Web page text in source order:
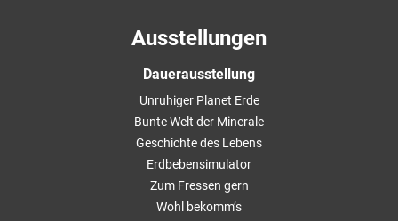
Ausstellungen
Dauerausstellung
Unruhiger Planet Erde
Bunte Welt der Minerale
Geschichte des Lebens
Erdbebensimulator
Zum Fressen gern
Wohl bekomm’s